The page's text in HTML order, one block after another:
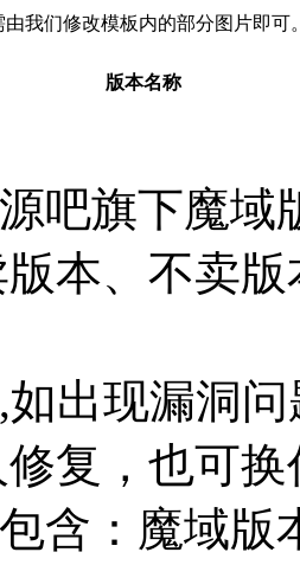
我们修改模板内的部分图片即可
版本名称
吧旗下魔
本、不卖版
出现漏洞
复，也可
含：魔域版